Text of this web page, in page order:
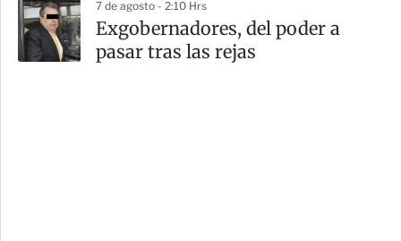
7 de agosto - 2:10 Hrs
Exgobernadores, del poder a
pasar tras las rejas